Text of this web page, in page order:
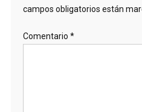
campos obligatorios están
Comentario *